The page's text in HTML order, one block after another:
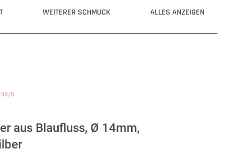
WEITERER SCHMUCK ALLES ANZEIGEN
5
aus Blaufluss, Ø 14mm,